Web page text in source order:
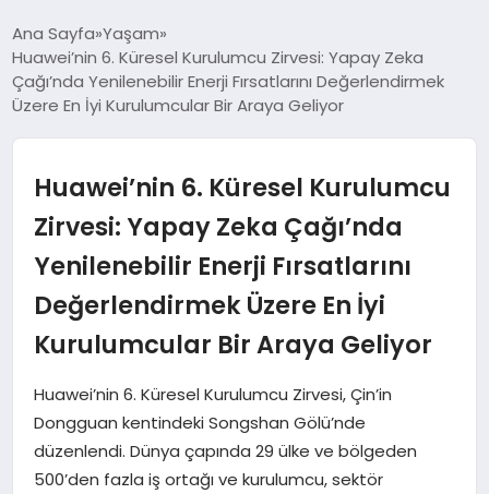
YAŞAM
Ana Sayfa Yaşam
Huawei’nin 6. Küresel Kurulumcu Zirvesi: Yapay Zeka
Çağı’nda Yenilenebilir Enerji Fırsatlarını Değerlendirmek
Üzere En İyi Kurulumcular Bir Araya Geliyor
Huawei’nin 6. Küresel Kurulumcu
Zirvesi: Yapay Zeka Çağı’nda
Yenilenebilir Enerji Fırsatlarını
Değerlendirmek Üzere En İyi
Kurulumcular Bir Araya Geliyor
Huawei’nin 6. Küresel Kurulumcu Zirvesi, Çin’in
Dongguan kentindeki Songshan Gölü’nde
düzenlendi. Dünya çapında 29 ülke ve bölgeden
500’den fazla iş ortağı ve kurulumcu, sektör